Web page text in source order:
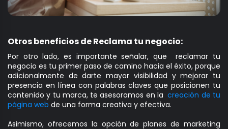
Otros beneficios de Reclama tu negocio:
Por otro lado, es importante señalar, que reclamar tu
negocio es tu primer paso de camino hacia el éxito, porque
adicionalmente de darte mayor visibilidad y mejorar tu
presencia en línea con palabras claves que posicionen tu
contenido y tu marca, te asesoramos en lacreación de tu
página web de una forma creativa y efectiva.
Asimismo, ofrecemos la opción de planes de marketing